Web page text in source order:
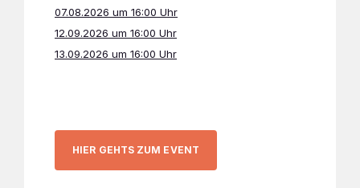
07.08.2026 um 16:00 Uhr
12.09.2026 um 16:00 Uhr
13.09.2026 um 16:00 Uhr
HIER GEHTS ZUM EVENT